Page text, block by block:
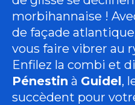
morbihannaise !
de façade
vous faire vibrer au
Enfilez la combi et
Pénestin à Guidel,
succèdent pour